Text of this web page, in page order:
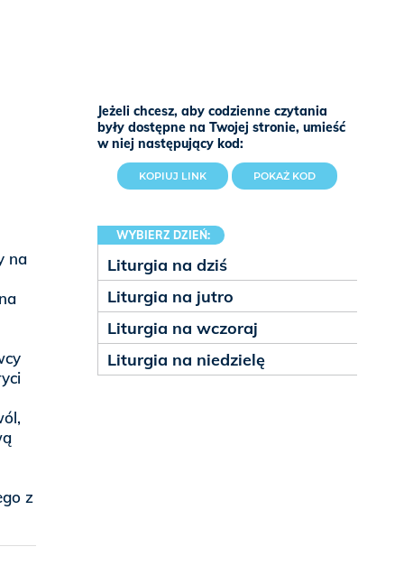
na
z
Jeżeli chcesz, aby codzienne czytania
były dostępne na Twojej stronie, umieść
w niej następujący kod:
KOPIUJ LINK POKAŻ KOD
WYBIERZ DZIEŃ:
Liturgia na dziś
Liturgia na jutro
Liturgia na wczoraj
Liturgia na niedzielę